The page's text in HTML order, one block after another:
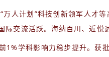
万人计划”科技创新领军人才
交流活跃。海纳百川、近悦
1%学科影响力稳步提升。获